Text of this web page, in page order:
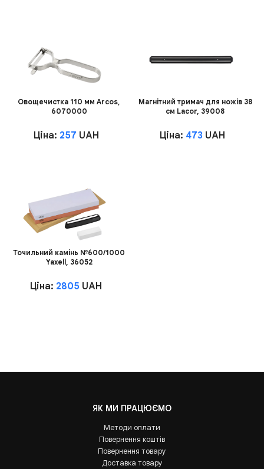
Овощечистка 110 мм Arcos,
6070000
Ціна: 257 UAH
Магнітний тримач для ножів 38
см Lacor, 39008
Ціна: 473 UAH
Точильний камінь №600/1000
Yaxell, 36052
Ціна: 2805 UAH
ЯК МИ ПРАЦЮЄМО
Методи оплати
Повернення коштів
Повернення товару
Доставка товару